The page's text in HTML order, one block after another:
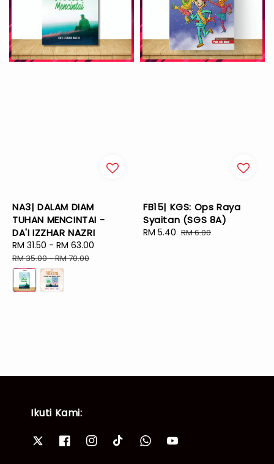
NA3| DALAM DIAM
TUHAN MENCINTAI -
DA'I IZZHAR NAZRI
Sale
price
RM 31.50 - RM 63.00
RM 35.00-RM 70.00
FB15| KGS: Ops Raya
Syaitan (SGS 8A)
Sale
RM 5.40 Regular
RM 6.00
Ikuti Kami: